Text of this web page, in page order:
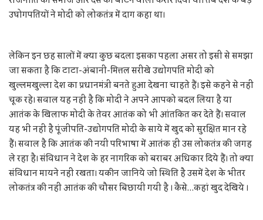
उघोगपतियों ने मोदी को लोकतंत्र में दाग कहा था।
लेकिन इन छह सालों में क्या कुछ बदला इसका पहला असर तो इसी से समझा
जा सकता है कि टाटा-अंबानी-मित्तल सरीखे उद्योगपति मोदी को
खुल्लमखुल्ला देश का प्रधानमंत्री बनते हुआ देखना चाहते हैं। इसे कहने से नहीं
चूक रहे। सवाल यह नही है कि मोदी ने अपने आपको बदल लिया है या
आतंक के खिलाफ मोदी के तेवर आतंक को भी आंतकित कर देते हैं। सवाल
यह भी नही है पूंजीपति-उद्योगपति मोदी के साये में खुद को सुरक्षित मान रहे
हैं। सवाल है कि आतंक की नयी परिभाषा में आतंक ही उस लोकतंत्र की जगह
ले रहा है। संविधान ने देश के हर नागरिक को बराबर अधिकार दिये हैं। तो क्या
संविधान मायने नहीं रखता। यकीन जानिये जो स्थिति है उसमें देश के भीतर
लोकतंत्र की नहीं आतंक की चौसर बिछायी गयी है । कैसे…कहां खुद देखिये ।